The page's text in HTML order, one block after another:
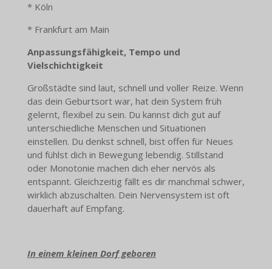
* Köln
* Frankfurt am Main
Anpassungsfähigkeit, Tempo und
Vielschichtigkeit
Großstädte sind laut, schnell und voller Reize. Wenn
das dein Geburtsort war, hat dein System früh
gelernt, flexibel zu sein. Du kannst dich gut auf
unterschiedliche Menschen und Situationen
einstellen. Du denkst schnell, bist offen für Neues
und fühlst dich in Bewegung lebendig. Stillstand
oder Monotonie machen dich eher nervös als
entspannt. Gleichzeitig fällt es dir manchmal schwer,
wirklich abzuschalten. Dein Nervensystem ist oft
dauerhaft auf Empfang.
In einem kleinen Dorf geboren